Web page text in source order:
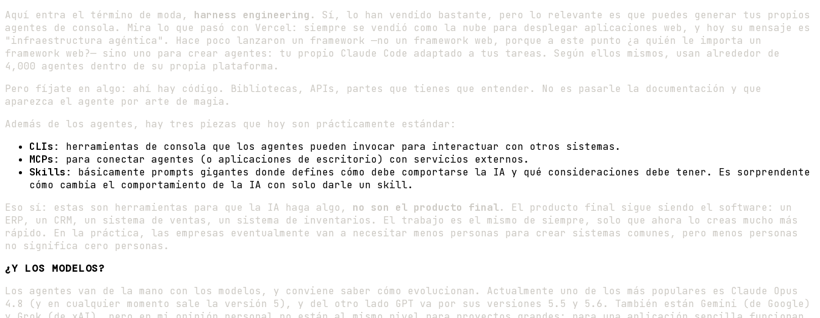
Aquí entra el término de moda, harness engineering . Sí, lo han vendido bastante, pero lo relevante es que puedes generar tus propios
agentes de consola. Mira lo que pasó con Vercel: siempre se vendió como la nube para desplegar aplicaciones web, y hoy su mensaje es
"infraestructura agéntica". Hace poco lanzaron un framework —no un framework web, porque a este punto ¿a quién le importa un
framework web?— sino uno para crear agentes: tu propio Claude Code adaptado a tus tareas. Según ellos mismos, usan alrededor de
4,000 agentes dentro de su propia plataforma.
Pero fíjate en algo: ahí hay código. Bibliotecas, APIs, partes que tienes que entender. No es pasarle la documentación y que
aparezca el agente por arte de magia.
Además de los agentes, hay tres piezas que hoy son prácticamente estándar:
CLIs : herramientas de consola que los agentes pueden invocar para interactuar con otros sistemas.
MCPs : para conectar agentes (o aplicaciones de escritorio) con servicios externos.
Skills : básicamente prompts gigantes donde defines cómo debe comportarse la IA y qué consideraciones debe tener. Es sorprendente
cómo cambia el comportamiento de la IA con solo darle un skill.
Eso sí: estas son herramientas para que la IA haga algo, no son el producto final. El producto final sigue siendo el software: un
ERP, un CRM, un sistema de ventas, un sistema de inventarios. El trabajo es el mismo de siempre, solo que ahora lo creas mucho más
rápido. En la práctica, las empresas eventualmente van a necesitar menos personas para crear sistemas comunes, pero menos personas
no significa cero personas.
¿Y LOS MODELOS?
Los agentes van de la mano con los modelos, y conviene saber cómo evolucionan. Actualmente uno de los más populares es Claude Opus
4.8 (y en cualquier momento sale la versión 5), y del otro lado GPT va por sus versiones 5.5 y 5.6. También están Gemini (de Google)